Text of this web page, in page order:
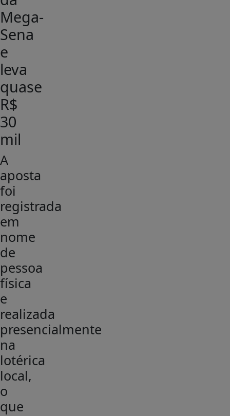
Mega-
Sena
e
leva
quase
R$
30
mil
A
aposta
foi
registrada
em
nome
de
pessoa
física
e
realizada
presencialmente
na
lotérica
local,
o
que